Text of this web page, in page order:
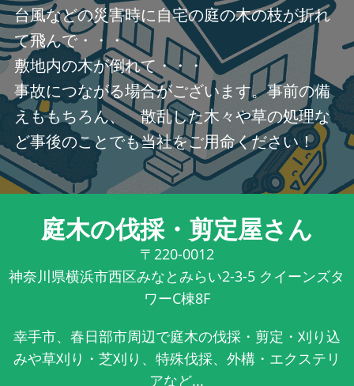
台風などの災害時に自宅の庭の木の枝が折れ
て飛んで・・・
敷地内の木が倒れて・・・
事故につながる場合がございます。事前の備
えももちろん、 散乱した木々や草の処理な
ど事後のことでも当社をご用命ください！
庭木の伐採・剪定屋さん
〒220-0012
神奈川県横浜市西区みなとみらい2-3-5 クイーンズタ
ワーC棟8F
幸手市、春日部市周辺で庭木の伐採・剪定・刈り込
みや草刈り・芝刈り、特殊伐採、外構・エクステリ
アなど...